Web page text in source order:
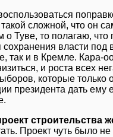
сложной, что он
Туве, то полагаю, что
власти под
так и в Кремле. Кара-
и роста всех
которые
президента дать
строительства
Проект чуть было